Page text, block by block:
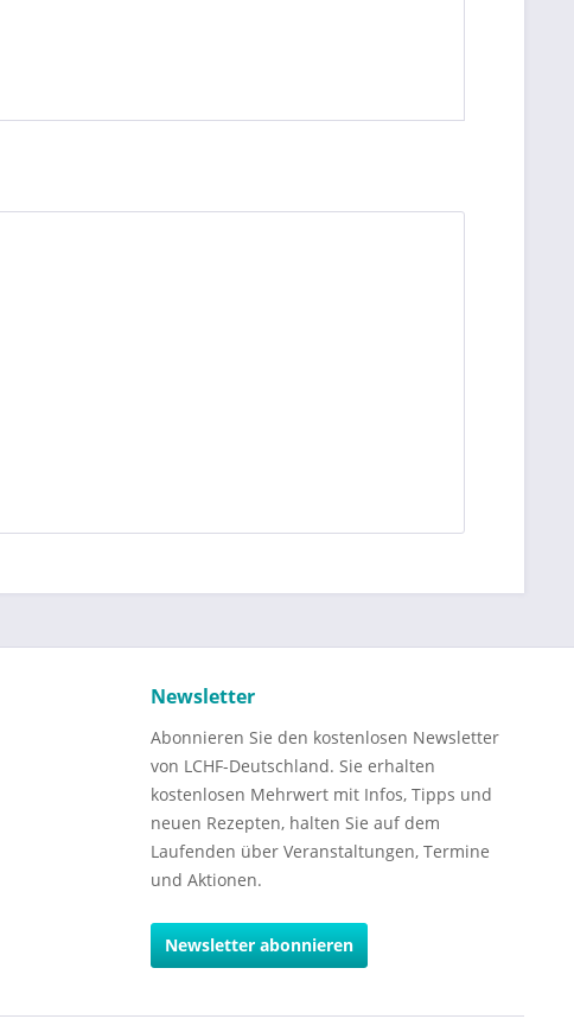
Newsletter
Abonnieren Sie den kostenlosen Newsletter
von LCHF-Deutschland. Sie erhalten
kostenlosen Mehrwert mit Infos, Tipps und
neuen Rezepten, halten Sie auf dem
Laufenden über Veranstaltungen, Termine
und Aktionen.
Newsletter abonnieren